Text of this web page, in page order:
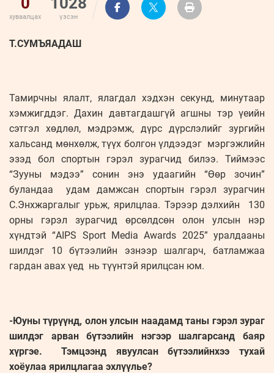
хуваалцах үзсэн
Т.СУМЪЯАДАШ
Тамирчны ялалт, ялагдал хэдхэн секунд, минутаар
хэмжигддэг. Дахин давтагдашгүй агшны тэр үеийн
сэтгэл хөдлөл, мэдрэмж, дүрс дүрслэлийг зургийн
хальсанд мөнхөлж, түүх болгон үлдээдэг мэргэжлийн
эзэд бол спортын гэрэл зурагчид билээ. Тиймээс
“Зууны мэдээ” сонин энэ удаагийн “Өөр зочин”
буландаа удам дамжсан спортын гэрэл зурагчин
С.Энхжаргалыг урьж, ярилцлаа. Тэрээр дэлхийн 130
орны гэрэл зурагчид өрсөлдсөн олон улсын нэр
хүндтэй “AIPS Sport Media Awards 2025” уралдааны
шилдэг 10 бүтээлийн эзнээр шалгарч, батламжаа
гардан авах үед нь түүнтэй ярилцсан юм.
-Юуны түрүүнд, олон улсын наадамд таны гэрэл зураг
шилдэг арван бүтээлийн нэгээр шалгарсанд баяр
хүргэе. Тэмцээнд явуулсан бүтээлийнхээ тухай
хоёулаа ярилцлагаа эхлүүлье?